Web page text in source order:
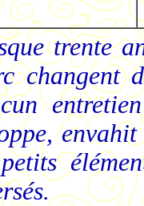
trente
changent